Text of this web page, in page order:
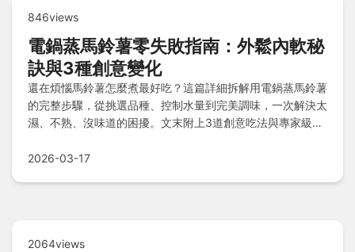
846views
電鍋蒸馬鈴薯零失敗指南：外鬆內軟秘
訣與3種創意變化
還在煩惱馬鈴薯怎麼煮最好吃？這篇詳細拆解用電鍋蒸馬鈴薯
的完整步驟，從挑選品種、控制水量到完美調味，一次解決太
濕、不熟、沒味道的困擾。文末附上3道創意吃法與專家級
2026-03-17
2064views